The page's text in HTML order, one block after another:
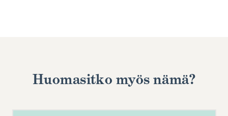
Huomasitko myös nämä?